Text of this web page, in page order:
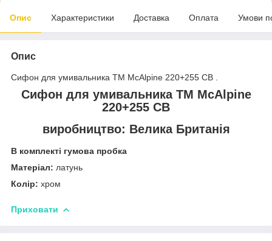
Опис Характеристики Доставка Оплата Умови
Опис
Сифон для умивальника ТМ McAlpine 220+255 СВ .
Сифон для умивальника ТМ McAlpine
220+255 СВ
виробництво: Велика Британія
В комплекті гумова пробка
Матеріал: латунь
Колір: хром
Приховати